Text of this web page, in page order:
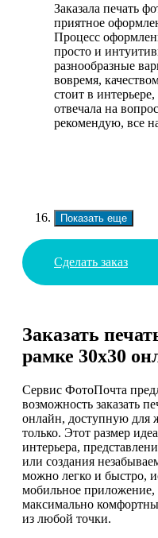
Заказала печать
приятное
Процесс
просто и
разнообразные
вовремя,
стоит в
отвечала на
рекомендую, все
Показать еще
Сделать заказ
Заказать
рамке 30х30
Сервис ФотоПочта
возможность заказать
онлайн, доступную для
только. Этот размер
интерьера,
или создания
можно легко и быстро,
мобильное приложение,
максимально
из любой точки.